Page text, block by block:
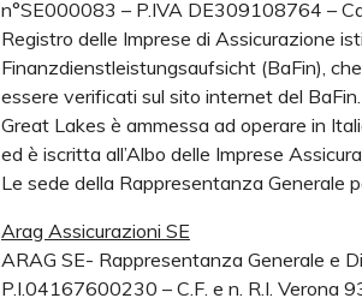
n°SE000083 – P.IVA DE309108764 –
Registro delle Imprese di Assicurazione
Finanzdienstleistungsaufsicht (BaFin),
essere verificati sul sito internet del BaFin.
Great Lakes è ammessa ad operare in
ed è iscritta all’Albo delle Imprese
Le sede della Rappresentanza Generale
Arag Assicurazioni SE
ARAG SE- Rappresentanza Generale e
P.I.04167600230 – C.F. e n. R.I. Verona